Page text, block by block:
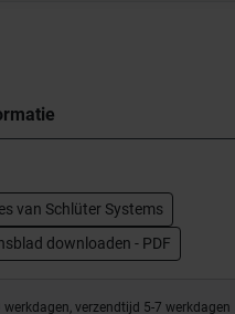
van Schlüter Systems
downloaden - PDF
werkdagen, verzendtijd 5-7 werkdagen